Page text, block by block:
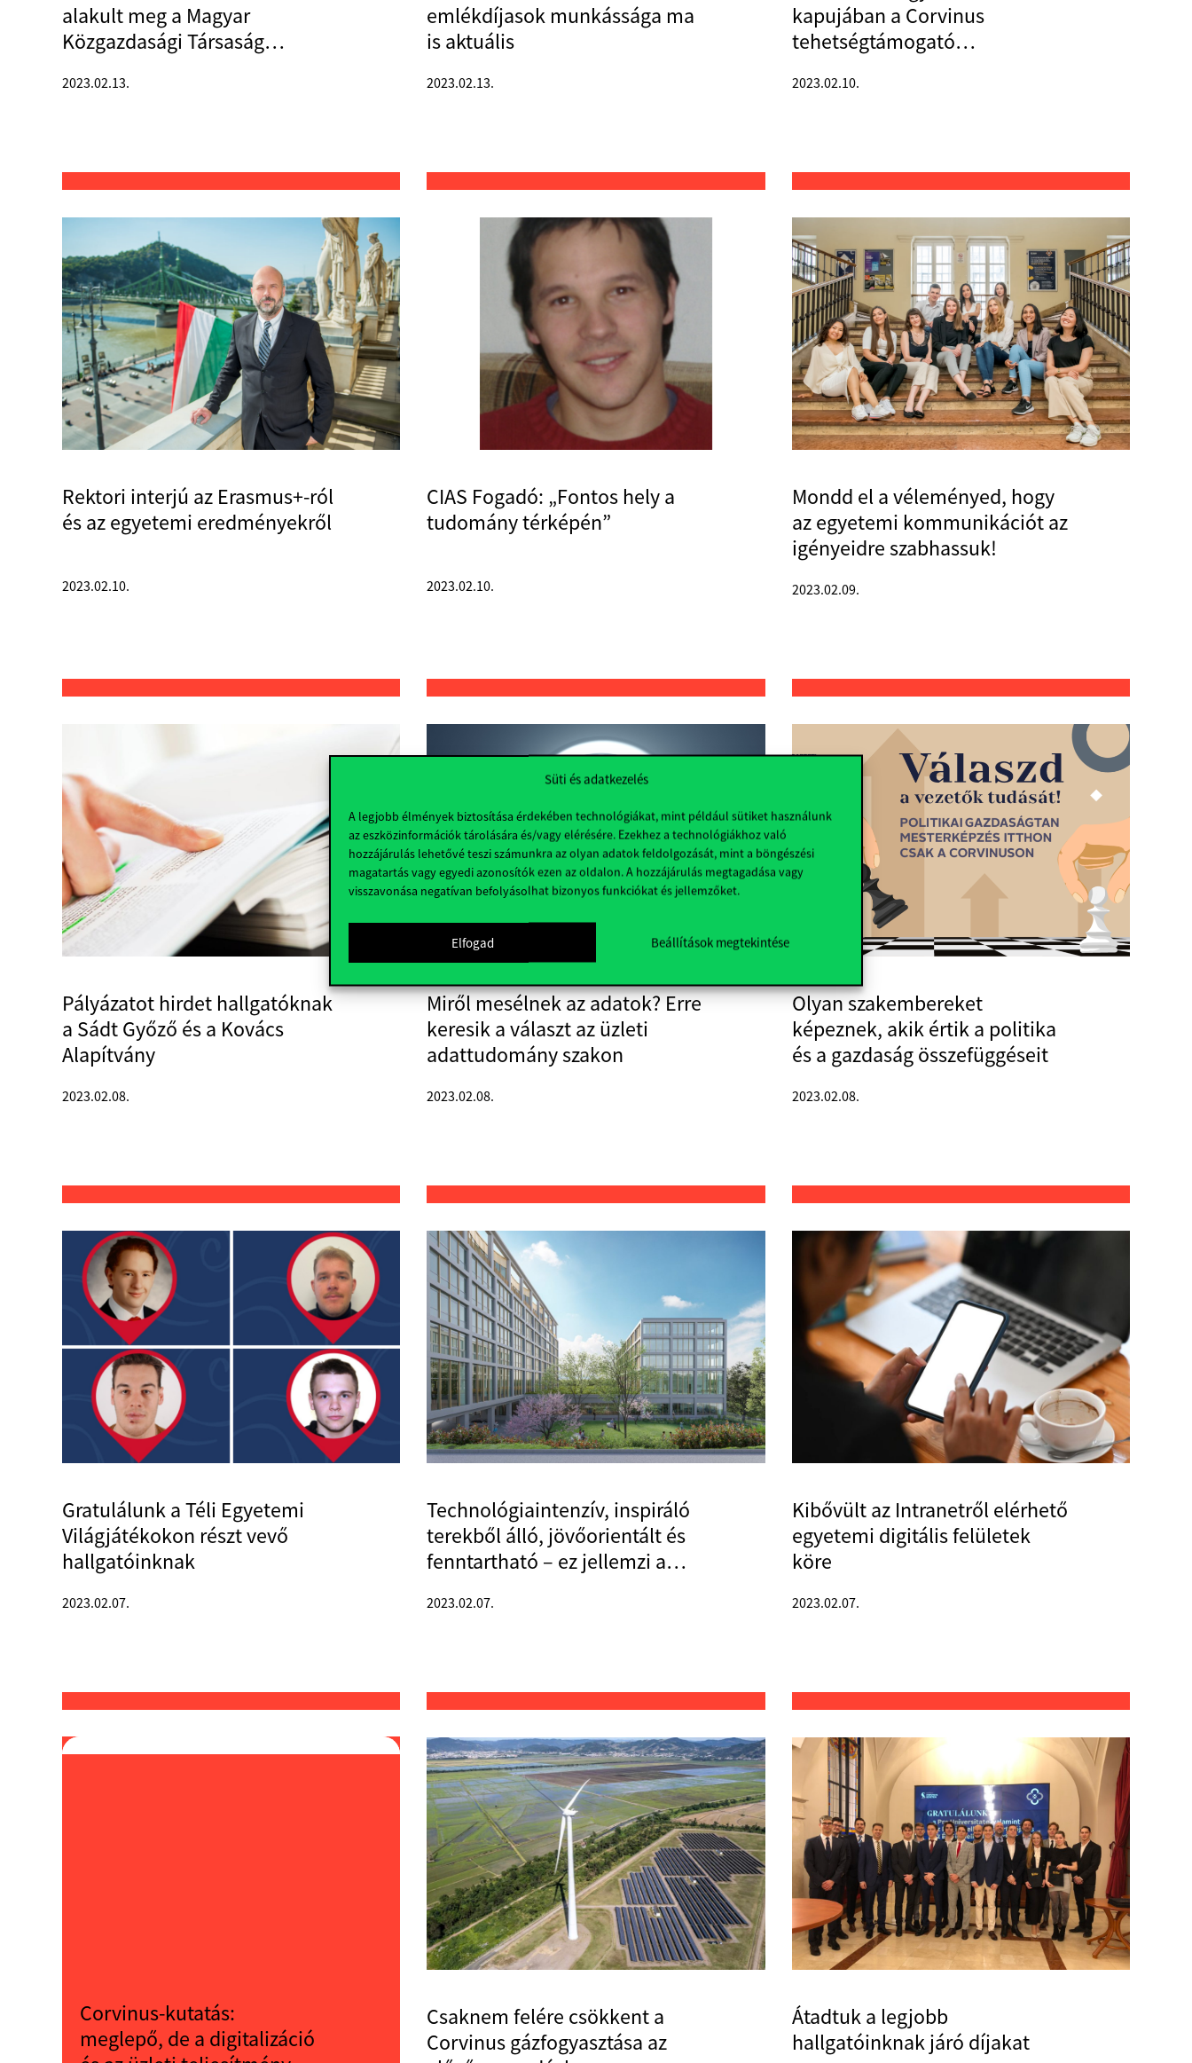
Süti és adatkezelés
A legjobb élmények biztosítása érdekében technológiákat, mint például sütiket használunk
az eszközinformációk tárolására és/vagy elérésére. Ezekhez a technológiákhoz való
hozzájárulás lehetővé teszi számunkra az olyan adatok feldolgozását, mint a böngészési
magatartás vagy egyedi azonosítók ezen az oldalon. A hozzájárulás megtagadása vagy
visszavonása negatívan befolyásolhat bizonyos funkciókat és jellemzőket.
Elfogad Beállítások megtekintése
alakult meg a Magyar
Közgazdasági Társaság
2023.02.13.
emlékdíjasok munkássága ma
is aktuális
2023.02.13.
kapujában a Corvinus
tehetségtámogató
2023.02.10.
Rektori interjú az Erasmus+-ról
és az egyetemi eredményekről
2023.02.10.
CIAS Fogadó: „Fontos hely a
tudomány térképén”
2023.02.10.
Mondd el a véleményed, hogy
az egyetemi kommunikációt az
igényeidre szabhassuk!
2023.02.09.
Pályázatot hirdet hallgatóknak
a Sádt Győző és a Kovács
Alapítvány
2023.02.08.
Miről mesélnek az adatok? Erre
keresik a választ az üzleti
adattudomány szakon
2023.02.08.
Olyan szakembereket
képeznek, akik értik a politika
és a gazdaság összefüggéseit
2023.02.08.
Gratulálunk a Téli Egyetemi
Világjátékokon részt vevő
hallgatóinknak
2023.02.07.
Technológiaintenzív, inspiráló
terekből álló, jövőorientált és
fenntartható – ez jellemzi a
2023.02.07.
Kibővült az Intranetről elérhető
egyetemi digitális felületek
köre
2023.02.07.
Corvinus-kutatás:
meglepő, de a digitalizáció
Csaknem felére csökkent a
Corvinus gázfogyasztása az
Átadtuk a legjobb
hallgatóinknak járó díjakat